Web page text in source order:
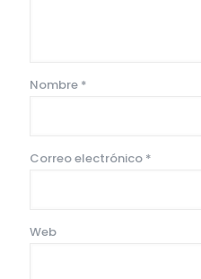
Nombre *
Correo electrónico *
Web